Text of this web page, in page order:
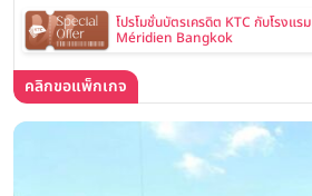
โปรโมชั่นบัตรเครดิต KTC กับโรงแรม Le
Méridien Bangkok
คลิกขอแพ็กเกจ